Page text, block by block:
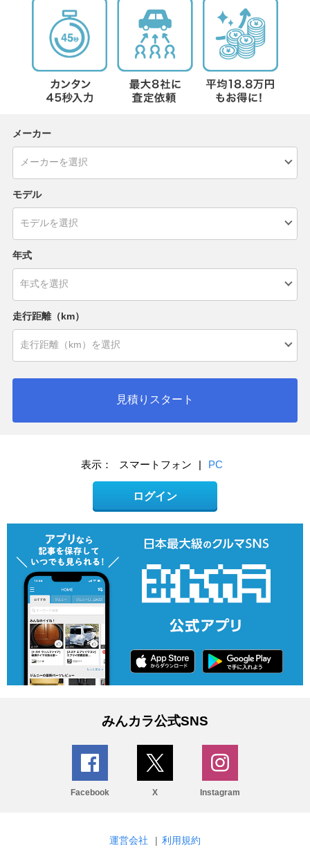
メーカー
モデル
年式
走行距離（km）
見積りスタート
表示： スマートフォン | PC
ログイン
みんカラ公式SNS
Facebook X Instagram
運営会社 | 利用規約